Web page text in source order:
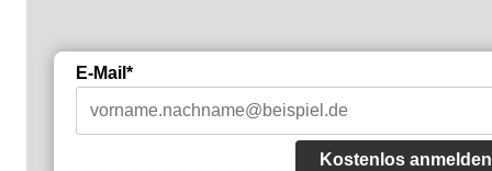
E-Mail*
Kostenlos anmelden